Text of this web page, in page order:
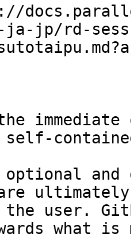
ja-jp/rd-
and
the user.
what